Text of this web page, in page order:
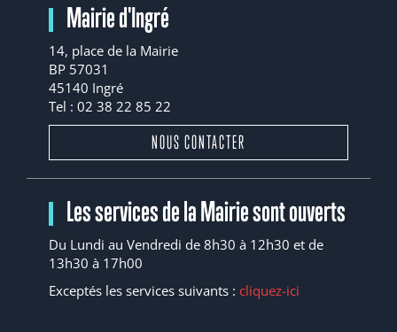
Mairie d'Ingré
14, place de la Mairie
BP 57031
45140 Ingré
Tel : 02 38 22 85 22
NOUS CONTACTER
Les services de la Mairie sont ouverts
Du Lundi au Vendredi de 8h30 à 12h30 et de
13h30 à 17h00
Exceptés les services suivants : cliquez-ici